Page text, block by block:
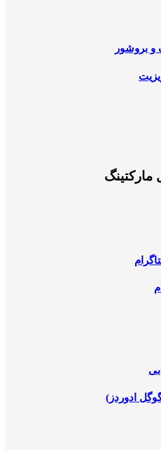
و بروشور
مارکتینگ
ادوردز)